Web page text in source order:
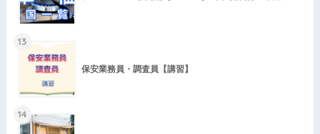
13
保安業務員・調査員【講習】
14